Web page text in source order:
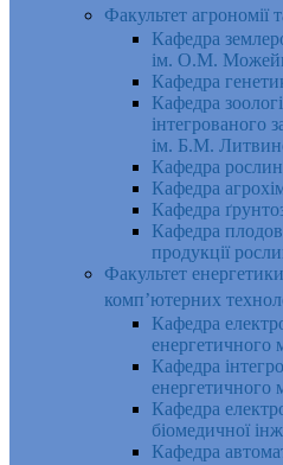
Факультет агрономії
Кафедра
ім. О.М.
Кафедра
Кафедра
інтегрованого
ім. Б.М.
Кафедра
Кафедра
Кафедра
Кафедра
продукції
Факультет
комп’ютерних
Кафедра
енергетичного
Кафедра
енергетичного
Кафедра
біомедичної
Кафедра